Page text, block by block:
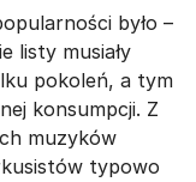
było –
listy musiały
pokoleń, a tym
konsumpcji. Z
muzyków
typowo